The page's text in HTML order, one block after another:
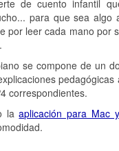
de cuento infantil
para que sea algo
por leer cada mano por
se compone de un
pedagógicas
correspondientes.
laaplicación para Mac